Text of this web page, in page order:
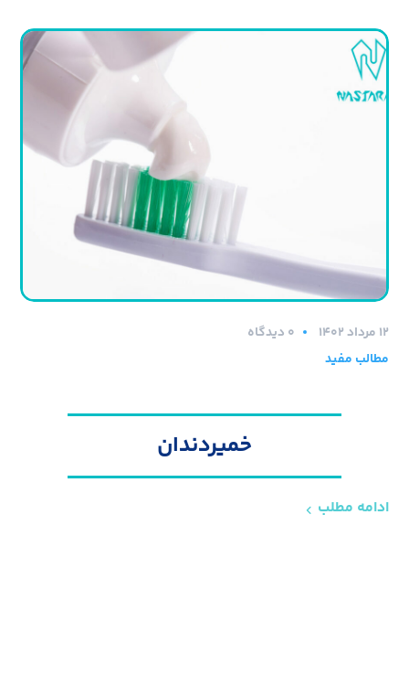
۱۲ مرداد ۱۴۰۲
0 دیدگاه
مطالب مفید
خمیردندان
ادامه مطلب